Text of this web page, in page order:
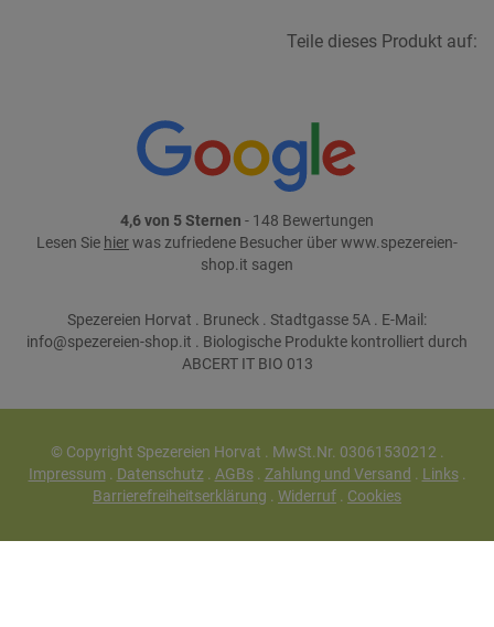
Teile dieses Produkt auf:
4,6 von 5 Sternen - 148 Bewertungen
Lesen Sie hierwas zufriedene Besucher über www.spezereien-
shop.it sagen
Spezereien Horvat . Bruneck . Stadtgasse 5A . E-Mail:
info@spezereien-shop.it . Biologische Produkte kontrolliert durch
ABCERT IT BIO 013
© Copyright Spezereien Horvat . MwSt.Nr. 03061530212 .
Impressum. Datenschutz. AGBs. Zahlung und Versand . Links.
Barrierefreiheitserklärung . Widerruf . Cookies